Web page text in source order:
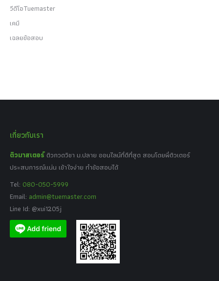
วีดีโอTuemaster
เคมี
เฉลยข้อสอบ
เกี่ยวกับเรา
ติวมาสเตอร์ ติวกวดวิชา ม.ปลาย ออนไลน์ที่ดีที่สุด สอนโดยพี่ติวเตอร์
ประสบการณ์แน่น เข้าใจง่าย ทำข้อสอบได้
Tel: 080-050-5999
Email: admin@tuemaster.com
Line Id: @xui1205j